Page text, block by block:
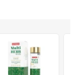
засіб
рівень